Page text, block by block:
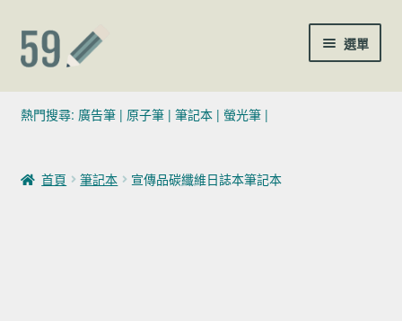
跳至導覽列
跳至主要內容 選單
(02)7729-4140
聯絡我們
熱門搜尋: 廣告筆| 原子筆| 筆記本| 螢光筆|
首頁 筆記本 宣傳品碳纖維日誌本筆記本